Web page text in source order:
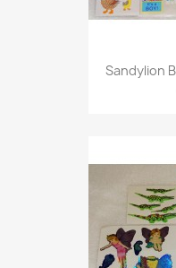
Sandylion